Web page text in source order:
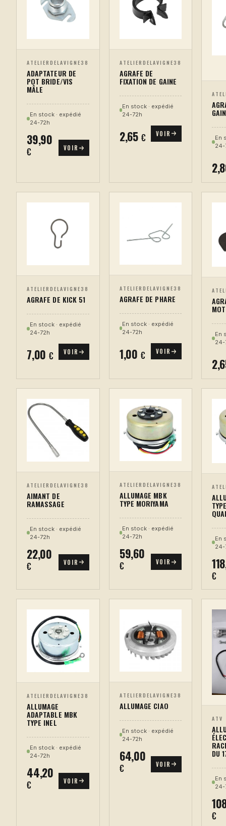
ATELIERDELAVIGNE38
ADAPTATEUR DE
POT BRIDE/VIS
MÂLE
En stock · expédié
24-72h
39,90
€ VOIR
ATELIERDELAVIGNE38
AGRAFE DE
FIXATION DE GAINE
En stock · expédié
24-72h
2,65 € VOIR
En
24-
ATELIERDELAVIGNE38
AGRAFE DE KICK 51
En stock · expédié
24-72h
7,00 € VOIR
ATELIERDELAVIGNE38
AGRAFE DE PHARE
En stock · expédié
24-72h
1,00 € VOIR
En
24-
ATELIERDELAVIGNE38
AIMANT DE
RAMASSAGE
En stock · expédié
24-72h
22,00
€ VOIR
ATELIERDELAVIGNE38
ALLUMAGE MBK
TYPE MORIYAMA
En stock · expédié
24-72h
59,60
€ VOIR
En
24-
€
ATELIERDELAVIGNE38
ALLUMAGE
ADAPTABLE MBK
TYPE INEL
En stock · expédié
24-72h
44,20
€ VOIR
ATELIERDELAVIGNE38
ALLUMAGE CIAO
En stock · expédié
24-72h
64,00
€ VOIR
ATV
DU
En
24-
€